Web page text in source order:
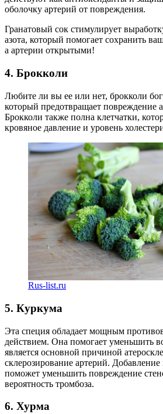
оболочку артерий от повреждения.
Гранатовый сок стимулирует
азота, который помогает сохранить
а артерии открытыми!
4. Брокколи
Любите ли вы ее или нет, брокколи
который предотвращает повреждение
Брокколи также полна клетчатки,
кровяное давление и уровень
Rus-list.ru
5. Куркума
Эта специя обладает мощным
действием. Она помогает уменьшить
является основной причиной
склерозирование артерий.
поможет уменьшить повреждение
вероятность тромбоза.
6. Хурма